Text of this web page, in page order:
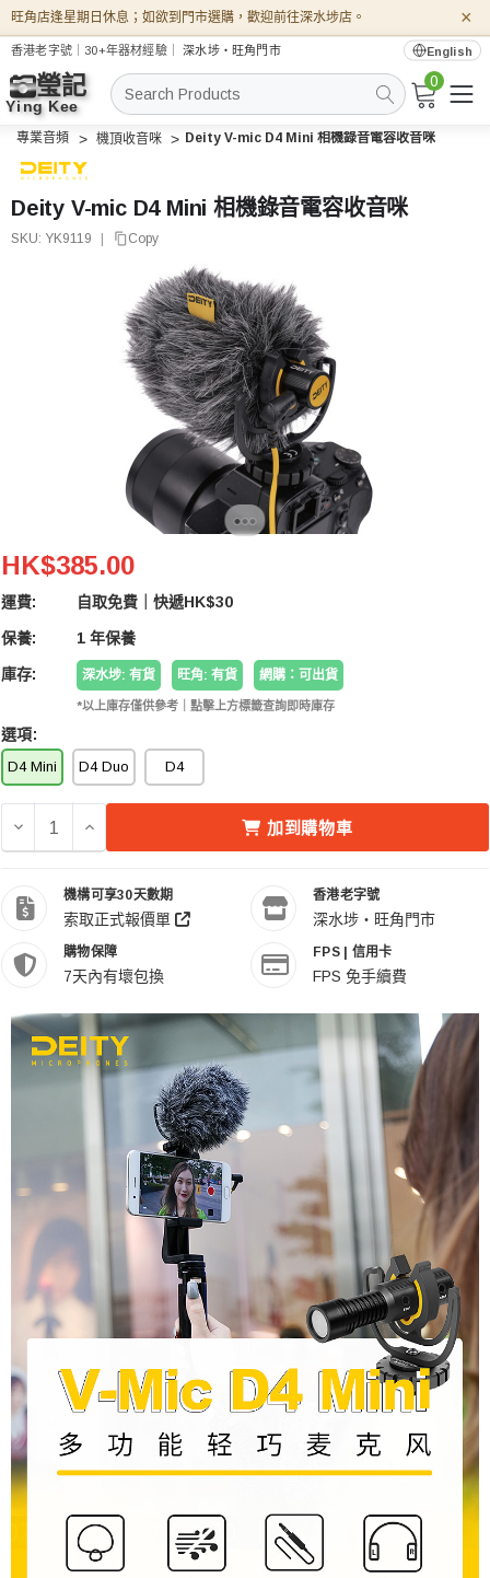
旺角店逢星期日休息；如欲到門市選購，歡迎前往深水埗店。 ×
香港老字號｜30+年器材經驗｜深水埗・旺角門市 English
搜
索
0
專業音頻 機頂收音咪 Deity V-mic D4 Mini 相機錄音電容收音咪
Deity V-mic D4 Mini 相機錄音電容收音咪
SKU: YK9119 Copy
Deity V-Mic D4 Mini 相機錄音電容收音咪
HK$385.00
運費: 自取免費｜快遞HK$30
保養: 1 年保養
庫存: 深水埗: 有貨 旺角: 有貨 網購：可出貨
*以上庫存僅供參考｜點擊上方標籤查詢即時庫存
選項:
D4 Mini D4 Duo D4
減少 DEITY V-MIC D4 MINI 相機錄音電容收音咪 的數量
增加 DEITY V-MIC D4 MINI 相機錄音電容收音咪 的
加到購物車
機構可享30天數期
索取正式報價單
香港老字號
深水埗・旺角門市
購物保障
7天內有壞包換
FPS | 信用卡
FPS 免手續費